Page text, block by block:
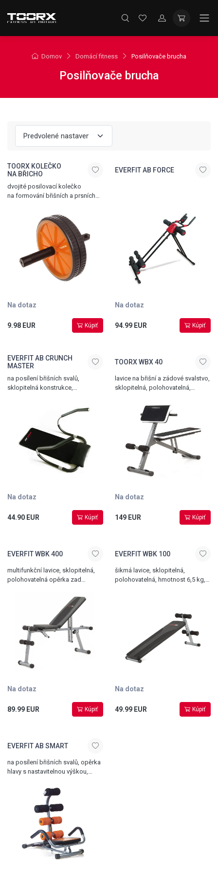
Domov Domácí fitness Posilňovače brucha
Posilňovače brucha
TOORX KOLEČKO
NA BŘICHO
dvojité posilovací kolečko
na formování břišních a prsních
lehké, snadno přenosné
Na dotaz
9.98 EUR Kúpiť
EVERFIT AB FORCE
Na dotaz
94.99 EUR Kúpiť
EVERFIT AB CRUNCH
MASTER
na posílení břišních svalů,
sklopitelná konstrukce,
Na dotaz
44.90 EUR Kúpiť
TOORX WBX 40
lavice na břišní a zádové svalstvo,
sklopitelná, polohovatelná,
Na dotaz
149 EUR Kúpiť
EVERFIT WBK 400
multifunkční lavice, sklopitelná,
polohovatelná opěrka zad
Na dotaz
89.99 EUR Kúpiť
EVERFIT WBK 100
šikmá lavice, sklopitelná,
polohovatelná, hmotnost 6,5 kg,
Na dotaz
49.99 EUR Kúpiť
EVERFIT AB SMART
na posílení břišních svalů, opěrka
hlavy s nastavitelnou výškou,